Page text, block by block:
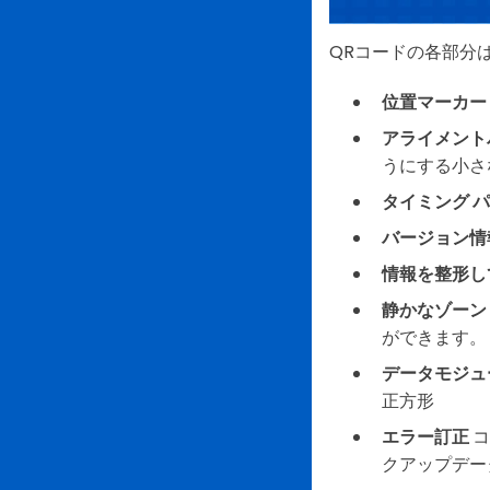
QRコードの各部分
位置マーカー
アライメン
うにする小
タイミング
バージョン
情報を整形
静かなゾーン
ができます。
データモジ
正方形
エラー訂正
クアップデ